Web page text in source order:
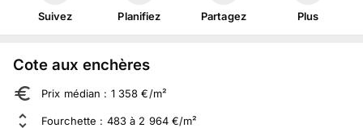
Suivez Planifiez Partagez Plus
Cote aux enchères
Prix médian : 1 358 €/m²
Fourchette : 483 à 2 964 €/m²